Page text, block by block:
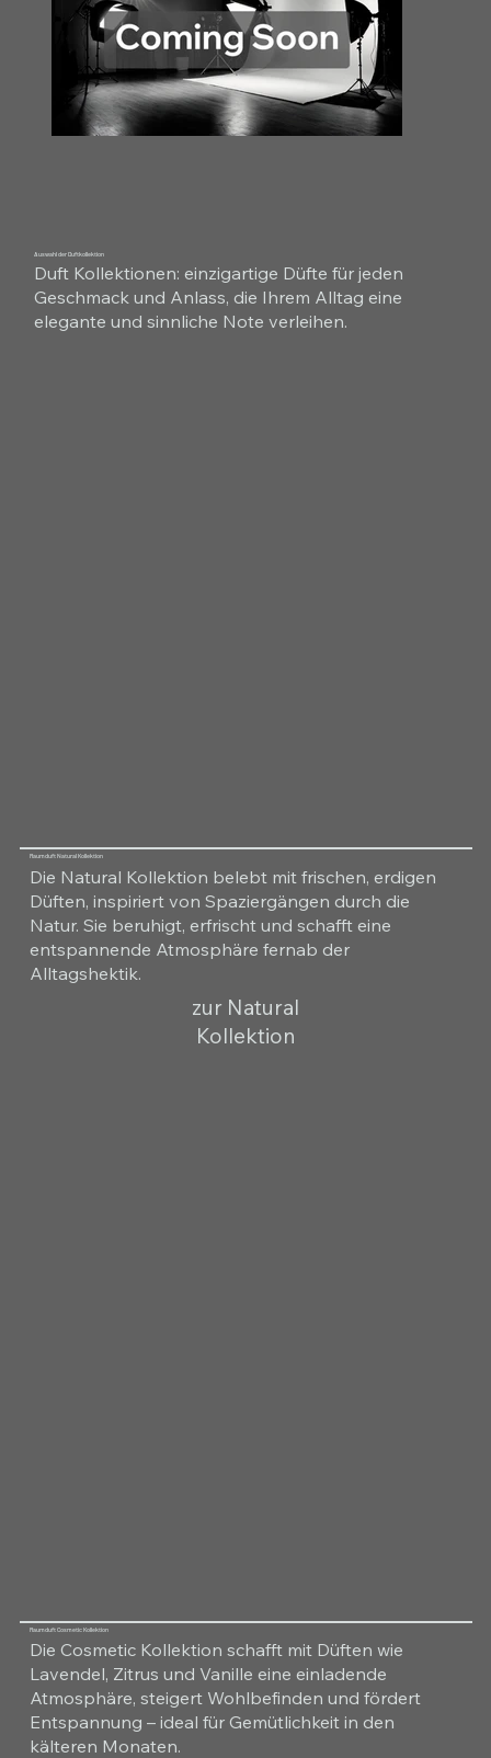
Auswahl der Duftkollektion
Duft Kollektionen: einzigartige Düfte für jeden
Geschmack und Anlass, die Ihrem Alltag eine
elegante und sinnliche Note verleihen.
Raumduft Natural Kollektion
Die Natural Kollektion belebt mit frischen, erdigen
Düften, inspiriert von Spaziergängen durch die
Natur. Sie beruhigt, erfrischt und schafft eine
entspannende Atmosphäre fernab der
Alltagshektik.
zur Natural
Kollektion
Raumduft Cosmetic Kollektion
Die Cosmetic Kollektion schafft mit Düften wie
Lavendel, Zitrus und Vanille eine einladende
Atmosphäre, steigert Wohlbefinden und fördert
Entspannung – ideal für Gemütlichkeit in den
kälteren Monaten.